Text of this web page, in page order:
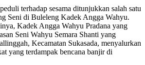
terhadap sesama ditunjukkan salah satu
Seni di Buleleng Kadek Angga Wahyu.
Kadek Angga Wahyu Pradana yang
Seni Wahyu Semara Shanti yang
Kecamatan Sukasada, menyalurkan
yang terdampak bencana banjir di